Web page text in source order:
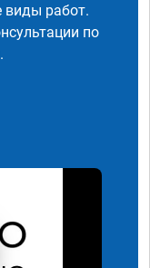
виды работ.
по